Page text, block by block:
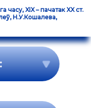
часу, XIX – пачатак XX ст.
Н.У.Кошалева,